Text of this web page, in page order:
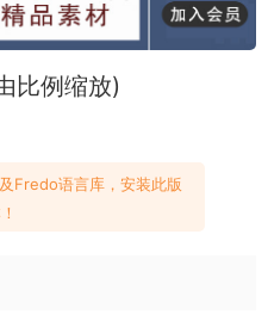
比例缩放)
Fredo语言库，安装此版